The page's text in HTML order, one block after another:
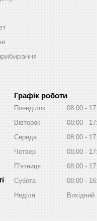
Графік роботи
Понеділок 08:00
Вівторок
08:00
Середа
08:00
Четвер
08:00
Пʼятниця
08:00
Субота
08:00
Неділя
Вихідний